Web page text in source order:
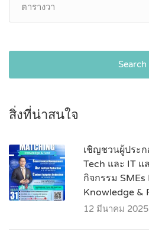
Search
สิ่งที่น่าสนใจ
เชิญชวนผู้ประก
Tech และ IT แ
กิจกรรม
Knowledge &
12 มีนาคม 2025